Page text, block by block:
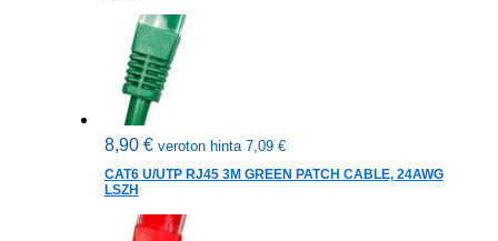
8,90 € veroton hinta 7,09 €
CAT6 U/UTP RJ45 3M GREEN PATCH CABLE, 24AWG
LSZH